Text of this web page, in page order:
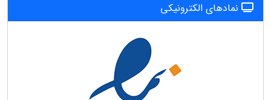
نمادهای الکترونیکی